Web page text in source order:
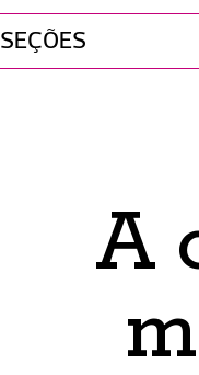
SEÇÕES
A